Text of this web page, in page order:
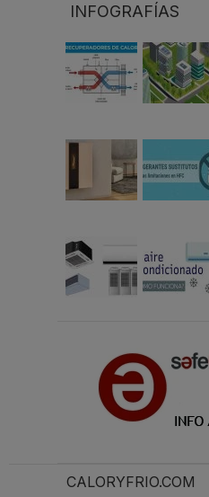
INFOGRAFÍAS
CALORYFRIO.COM